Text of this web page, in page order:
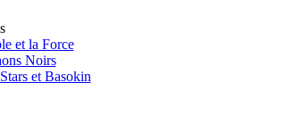
et la Force
Noirs
et Basokin